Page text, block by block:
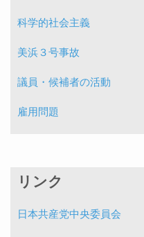
科学的社会主義
美浜３号事故
議員・候補者の活動
雇用問題
リンク
日本共産党中央委員会